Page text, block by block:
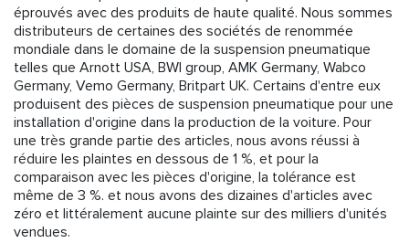
éprouvés avec des produits de haute qualité. Nous sommes
distributeurs de certaines des sociétés de renommée
mondiale dans le domaine de la suspension pneumatique
telles que Arnott USA, BWI group, AMK Germany, Wabco
Germany, Vemo Germany, Britpart UK. Certains d'entre eux
produisent des pièces de suspension pneumatique pour une
installation d'origine dans la production de la voiture. Pour
une très grande partie des articles, nous avons réussi à
réduire les plaintes en dessous de 1 %, et pour la
comparaison avec les pièces d'origine, la tolérance est
même de 3 %. et nous avons des dizaines d'articles avec
zéro et littéralement aucune plainte sur des milliers d'unités
vendues.